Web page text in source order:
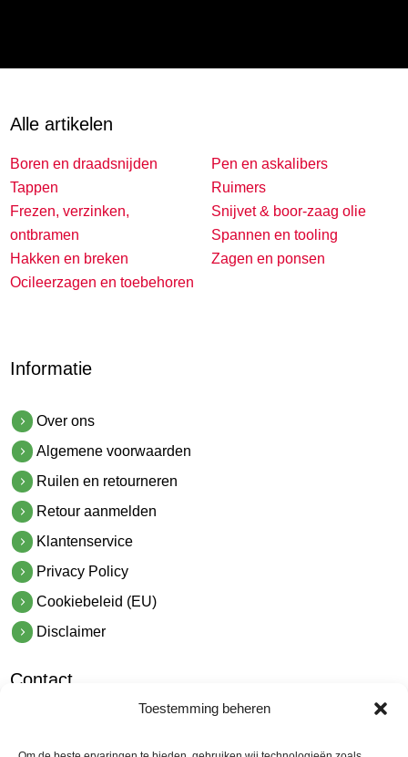
Toestemming beheren
Alle artikelen
Boren en draadsnijden
Tappen
Frezen, verzinken,
ontbramen
Hakken en breken
Ocileerzagen en toebehoren
Pen en askalibers
Ruimers
Snijvet & boor-zaag olie
Spannen en tooling
Zagen en ponsen
Informatie
Over ons
Algemene voorwaarden
Ruilen en retourneren
Retour aanmelden
Klantenservice
Privacy Policy
Cookiebeleid (EU)
Disclaimer
Contact